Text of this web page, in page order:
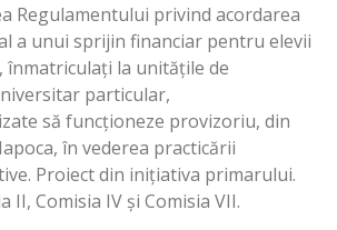
Regulamentului privind acordarea
a unui sprijin financiar pentru elevii
înmatriculați la unitățile de
particular,
să funcționeze provizoriu, din
în vederea practicării
Proiect din inițiativa primarului.
II, Comisia IV și Comisia VII.